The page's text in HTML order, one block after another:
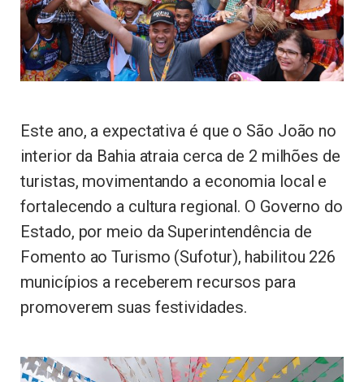
Este ano, a expectativa é que o São João no
interior da Bahia atraia cerca de 2 milhões de
turistas, movimentando a economia local e
fortalecendo a cultura regional. O Governo do
Estado, por meio da Superintendência de
Fomento ao Turismo (Sufotur), habilitou 226
municípios a receberem recursos para
promoverem suas festividades.